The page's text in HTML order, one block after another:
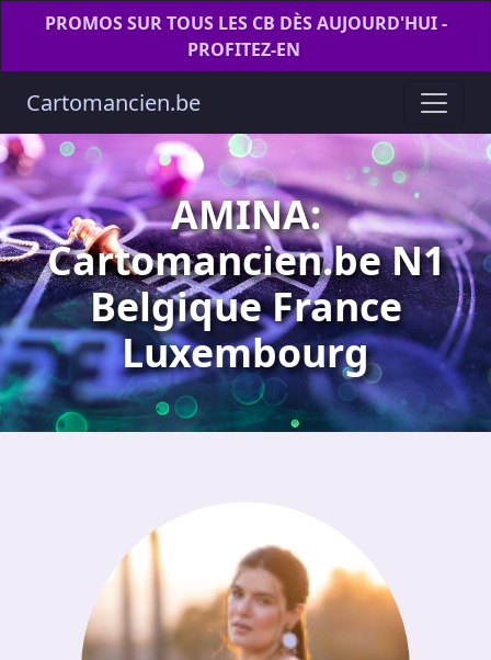
PROMOS SUR TOUS LES CB DÈS AUJOURD'HUI -
PROFITEZ-EN
Cartomancien.be
AMINA:
Cartomancien.be N1
Belgique France
Luxembourg